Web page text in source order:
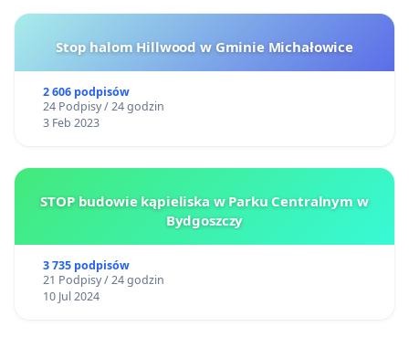
Stop halom Hillwood w Gminie Michałowice
2 606 podpisów
24 Podpisy / 24 godzin
3 Feb 2023
STOP budowie kąpieliska w Parku Centralnym w
Bydgoszczy
3 735 podpisów
21 Podpisy / 24 godzin
10 Jul 2024